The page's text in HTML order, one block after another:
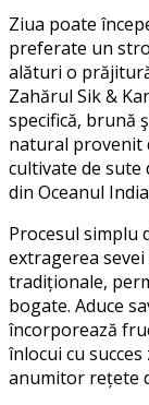
Ziua poate
preferate un
alături o
Zahărul Sik &
specifică, brună
natural provenit
cultivate de sute
din Oceanul
Procesul simplu
extragerea
tradiționale,
bogate. Aduce
încorporează
înlocui cu
anumitor rețete